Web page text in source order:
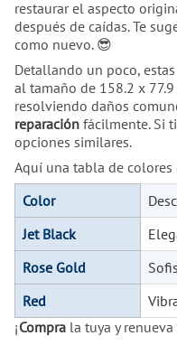
restaurar el aspecto
después de caídas. Te
como nuevo. 😎
Detallando un poco,
al tamaño de 158.2 x
resolviendo daños
reparación fácilmente. Si
opciones similares.
Aquí una tabla de
Color
Jet Black
Rose Gold
Red
¡Compra la tuya y renueva